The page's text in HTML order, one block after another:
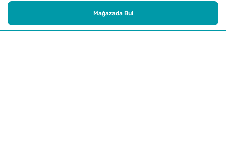
Mağazada Bul